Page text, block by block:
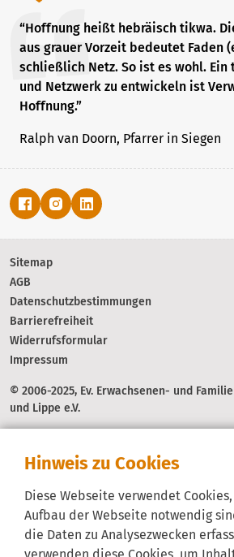
“Hoffnung heißt hebräisch tikwa.
aus grauer Vorzeit bedeutet Faden
schließlich Netz. So ist es wohl. Ein
und Netzwerk zu entwickeln ist
Hoffnung.”
Ralph van Doorn, Pfarrer in Siegen
© 2006-2025, Ev. Erwachsenen- und
und Lippe e.V.
Sitemap
AGB
Datenschutzbestimmungen
Barrierefreiheit
Widerrufsformular
Impressum
Hinweis zu Cookies
Diese Webseite verwendet
Aufbau der Webseite notwendig
die Daten zu Analysezwecken